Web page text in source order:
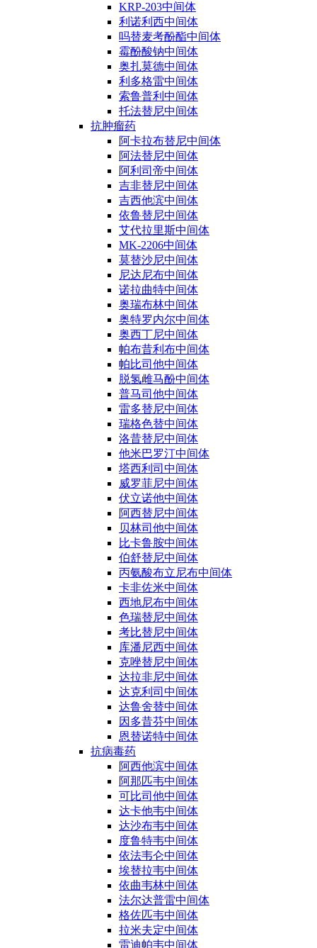
KRP-203中间体
利诺利西中间体
吗替麦考酚酯中间体
霉酚酸钠中间体
奥扎莫德中间体
利多格雷中间体
索鲁普利中间体
托法替尼中间体
抗肿瘤药
阿卡拉布替尼中间体
阿法替尼中间体
阿利司帝中间体
吉非替尼中间体
吉西他滨中间体
依鲁替尼中间体
艾代拉里斯中间体
MK-2206中间体
莫替沙尼中间体
尼达尼布中间体
诺拉曲特中间体
奥瑞布林中间体
奥特罗内尔中间体
奥西丁尼中间体
帕布昔利布中间体
帕比司他中间体
脱氢雌马酚中间体
普马司他中间体
雷多替尼中间体
瑞格色替中间体
洛昔替尼中间体
他米巴罗汀中间体
塔西利司中间体
威罗菲尼中间体
伏立诺他中间体
阿西替尼中间体
贝林司他中间体
比卡鲁胺中间体
伯舒替尼中间体
丙氨酸布立尼布中间体
卡非佐米中间体
西地尼布中间体
色瑞替尼中间体
考比替尼中间体
库潘尼西中间体
克唑替尼中间体
达拉非尼中间体
达克利司中间体
达鲁舍替中间体
因多昔芬中间体
恩替诺特中间体
抗病毒药
阿西他滨中间体
阿那匹韦中间体
可比司他中间体
达卡他韦中间体
达沙布韦中间体
度鲁特韦中间体
依法韦仑中间体
埃替拉韦中间体
依曲韦林中间体
法尔达普雷中间体
格佐匹韦中间体
拉米夫定中间体
雷迪帕韦中间体